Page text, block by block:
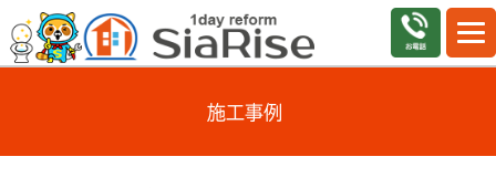
施工事例